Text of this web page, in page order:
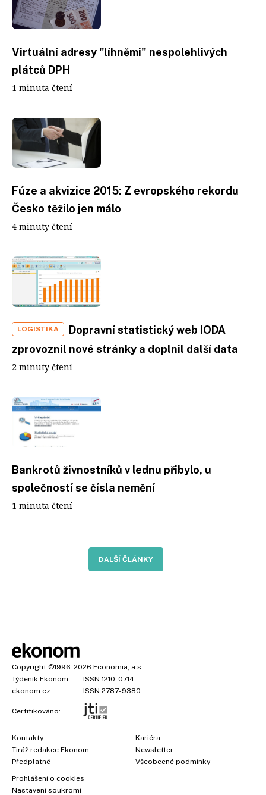
Virtuální adresy "líhněmi" nespolehlivých
plátců DPH
1 minuta čtení
Fúze a akvizice 2015: Z evropského rekordu
Česko těžilo jen málo
4 minuty čtení
LOGISTIKA
Dopravní statistický web IODA
zprovoznil nové stránky a doplnil další data
2 minuty čtení
Bankrotů živnostníků v lednu přibylo, u
společností se čísla nemění
1 minuta čtení
DALŠÍ ČLÁNKY
Copyright ©1996-2026 Economia, a.s.
Týdeník Ekonom
ISSN 1210-0714
ekonom.cz
ISSN 2787-9380
Certifikováno:
Kontakty
Tiráž redakce Ekonom
Předplatné
Kariéra
Newsletter
Všeobecné podmínky
Prohlášení o cookies
Nastavení soukromí